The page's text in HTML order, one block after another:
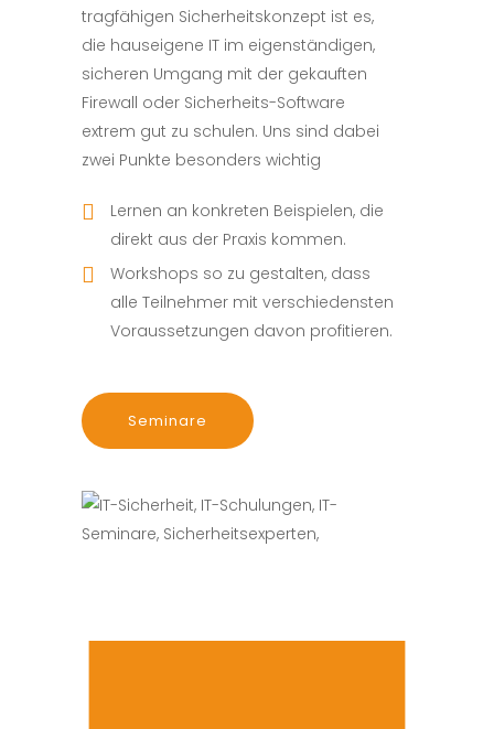
tragfähigen Sicherheitskonzept ist es,
die hauseigene IT im eigenständigen,
sicheren Umgang mit der gekauften
Firewall oder Sicherheits-Software
extrem gut zu schulen. Uns sind dabei
zwei Punkte besonders wichtig
Lernen an konkreten Beispielen, die
direkt aus der Praxis kommen.
Workshops so zu gestalten, dass
alle Teilnehmer mit verschiedensten
Voraussetzungen davon profitieren.
Seminare